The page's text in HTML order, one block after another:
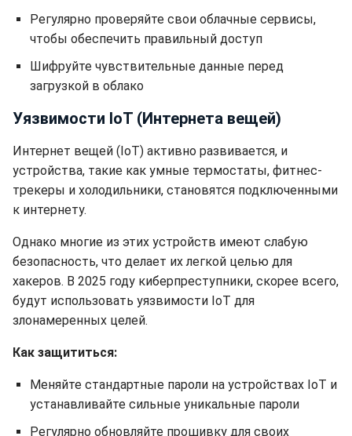
Регулярно проверяйте свои облачные сервисы,
чтобы обеспечить правильный доступ
Шифруйте чувствительные данные перед
загрузкой в облако
Уязвимости IoT (Интернета вещей)
Интернет вещей (IoT) активно развивается, и
устройства, такие как умные термостаты, фитнес-
трекеры и холодильники, становятся подключенными
к интернету.
Однако многие из этих устройств имеют слабую
безопасность, что делает их легкой целью для
хакеров. В 2025 году киберпреступники, скорее всего,
будут использовать уязвимости IoT для
злонамеренных целей.
Как защититься:
Меняйте стандартные пароли на устройствах IoT и
устанавливайте сильные уникальные пароли
Регулярно обновляйте прошивку для своих